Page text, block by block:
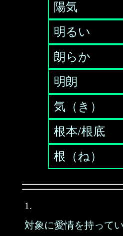
陽気
明るい
朗らか
明朗
気（き）
根本/根底
根（ね）
1.
対象に愛情を持って